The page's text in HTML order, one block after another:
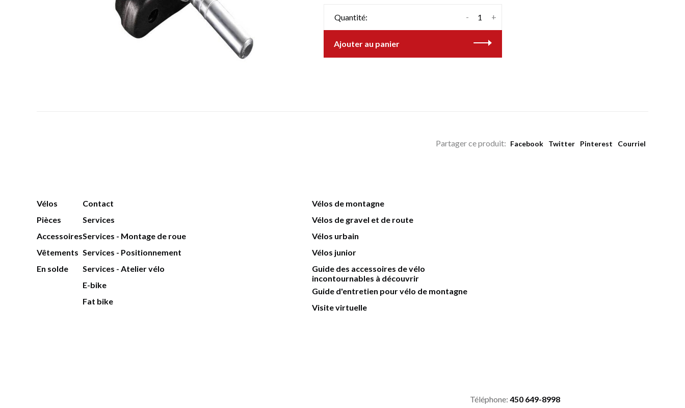
Quantité: +
-
Ajouter au panier
Partager ce produit: Facebook Twitter Pinterest Courriel
Vélos
Pièces
Accessoires
Vêtements
En solde
Contact
Services
Services - Montage de roue
Services - Positionnement
Services - Atelier vélo
E-bike
Fat bike
Vélos de montagne
Vélos de gravel et de route
Vélos urbain
Vélos junior
Guide des accessoires de vélo
incontournables à découvrir
Guide d'entretien pour vélo de montagne
Visite virtuelle
Téléphone: 450 649-8998